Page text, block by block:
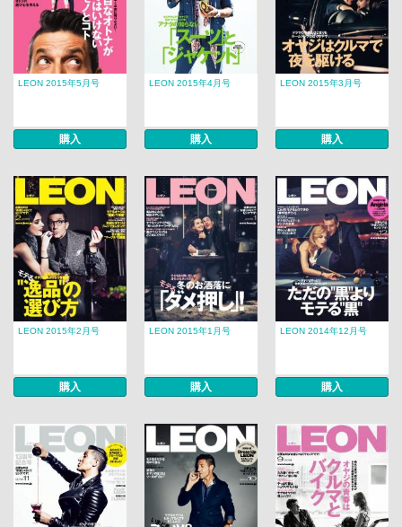
LEON 2015年5月号
購入
LEON 2015年4月号
購入
LEON 2015年3月号
購入
LEON 2015年2月号
購入
LEON 2015年1月号
購入
LEON 2014年12月号
購入